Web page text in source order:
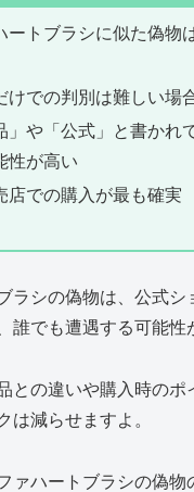
ートブラシに似た偽物
けでの判別は難しい場
」や「公式」と書かれ
性が高い
店での購入が最も確実
ラシの偽物は、公式シ
誰でも遭遇する可能性
との違いや購入時のポ
は減らせますよ。
ァハートブラシの偽物